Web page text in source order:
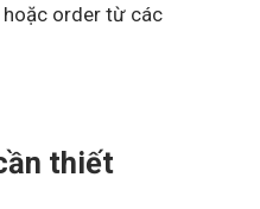
order từ các
thiết